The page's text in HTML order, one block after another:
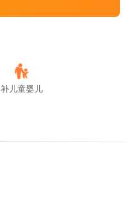
补儿童婴儿